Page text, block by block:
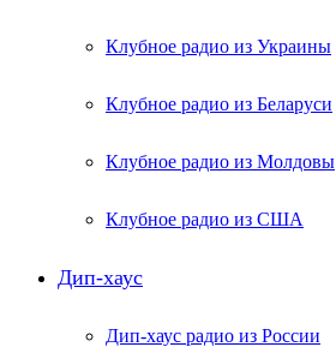
Клубное радио из Украины
Клубное радио из Беларуси
Клубное радио из Молдовы
Клубное радио из США
Дип-хаус
Дип-хаус радио из России